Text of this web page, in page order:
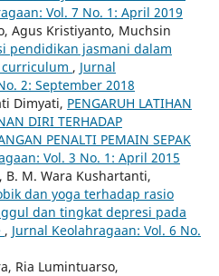
Vol. 7 No. 1: April 2019
Agus Kristiyanto, Muchsin
pendidikan jasmani dalam
, Jurnal
2: September 2018
Dimyati, PENGARUH LATIHAN
DIRI TERHADAP
PENALTI PEMAIN SEPAK
Vol. 3 No. 1: April 2015
M. Wara Kushartanti,
dan yoga terhadap rasio
dan tingkat depresi pada
, Jurnal Keolahragaan: Vol. 6 No.
Ria Lumintuarso,